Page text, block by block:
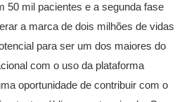
50 mil pacientes e a segunda fase
a marca de dois milhões de vidas
para ser um dos maiores do
com o uso da plataforma
oportunidade de contribuir com o